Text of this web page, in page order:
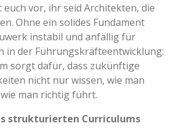
vor, ihr seid Architekten, die
Ohne ein solides Fundament
instabil und anfällig für
in der Führungskräfteentwicklung:
sorgt dafür, dass zukünftige
nicht nur wissen, wie man
man richtig führt.
strukturierten Curriculums